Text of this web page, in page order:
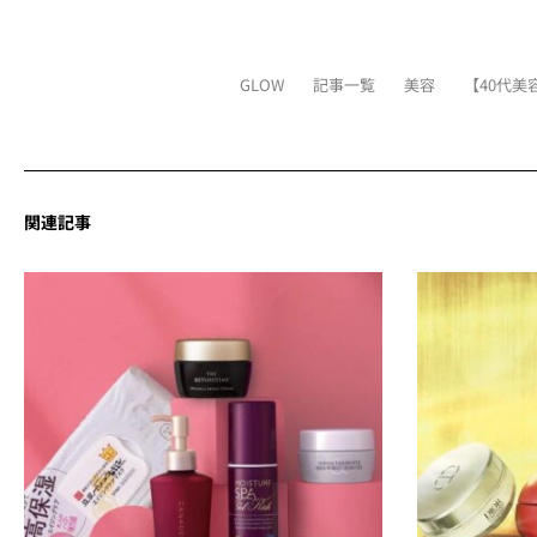
GLOW 記事一覧 美容 【40代
関連記事